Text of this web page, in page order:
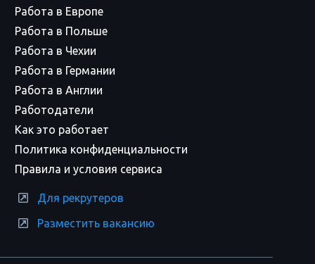
Работа в Европе
Работа в Польше
Работа в Чехии
Работа в Германии
Работа в Англии
Работодатели
Как это работает
Политика конфиденциальности
Правила и условия сервиса
Для рекрутеров
Разместить вакансию